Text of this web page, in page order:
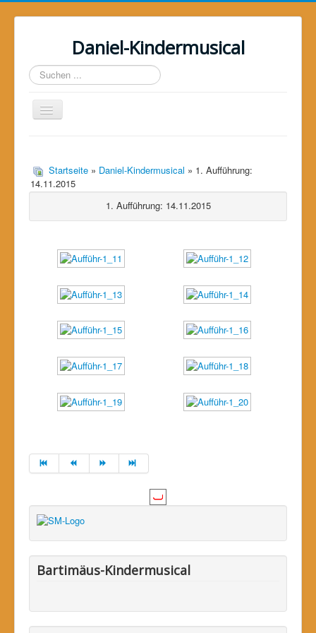
Daniel-Kindermusical
Suchen
...
Toggle
Navigation
Über uns
Das Musical
Unterstützer
Kontakt
Startseite » Daniel-Kindermusical » 1. Aufführung:
14.11.2015
1. Aufführung: 14.11.2015
Bartimäus-Kindermusical